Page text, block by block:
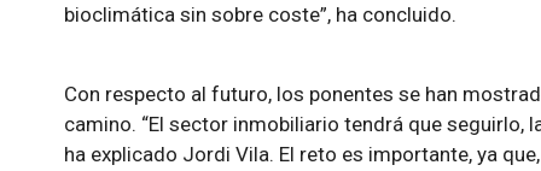
bioclimática sin sobre coste”, ha concluido.
Con respecto al futuro, los ponentes se han
camino. “El sector inmobiliario tendrá que seguirlo,
ha explicado Jordi Vila. El reto es importante, ya